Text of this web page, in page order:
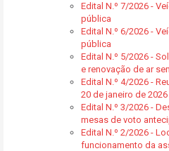
Edital N.º 7/2026 -
pública
Edital N.º 6/2026 -
pública
Edital N.º 5/2026 -
e renovação de ar
Edital N.º 4/2026 -
20 de janeiro de 2026
Edital N.º 3/2026 -
mesas de voto
Edital N.º 2/2026 -
funcionamento da